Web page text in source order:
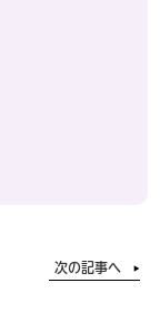
次の記事へ